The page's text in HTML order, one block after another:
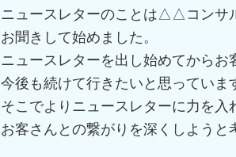
ニュースレターのことは△△コンサ
お聞きして始めました。
ニュースレターを出し始めてからお
今後も続けて行きたいと思っていま
そこでよりニュースレターに力を入
お客さんとの繋がりを深くしようと